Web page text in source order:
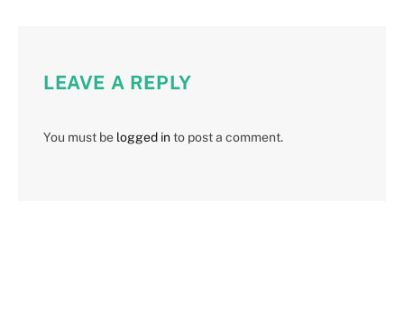
LEAVE A REPLY
You must be logged into post a comment.